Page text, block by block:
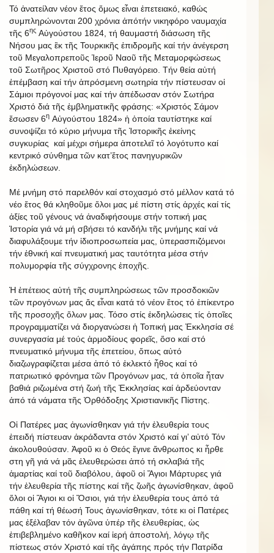
Τό ἀνατείλαν νέον ἔτος ὅμως εἶναι ἐπετειακό, καθώς
συμπληρώνονται 200 χρόνια ἀπότήν νικηφόρο ναυμαχία
τῆς 6ης Αὐγούστου 1824, τή θαυμαστή διάσωση τῆς
Νήσου μας ἒκ τῆς Τουρκικῆς ἐπιδρομῆς καί τήν ἀνέγερση
τοῦ Μεγαλοπρεποῦς Ἱεροῦ Ναοῦ τῆς Μεταμορφώσεως
τοῦ Σωτῆρος Χριστοῦ στό Πυθαγόρειο. Τήν θεία αὐτή
ἐπέμβαση καί τήν ἀπρόσμενη σωτηρία τήν πίστευσαν οἱ
Σάμιοι πρόγονοί μας καί τήν ἀπέδωσαν στόν Σωτήρα
Χριστό διά τῆς ἐμβληματικῆς φράσης: «Χριστός Σάμον
ἔσωσεν 6η Αὐγούστου 1824» ἡ ὁποία ταυτίστηκε καί
συνοψίζει τό κύριο μήνυμα τῆς Ἱστορικῆς ἐκείνης
συγκυρίας καί μέχρι σήμερα ἀποτελεῖ τό λογότυπο καί
κεντρικό σύνθημα τῶν κατ’ἔτος πανηγυρικῶν
ἐκδηλώσεων.
Μέ μνήμη στό παρελθόν καί στοχασμό στό μέλλον κατά τό
νέο ἔτος θά κληθοῦμε ὅλοι μας μέ πίστη στίς ἀρχές καί τίς
ἀξίες τοῦ γένους νά ἀναδιφήσουμε στήν τοπική μας
Ἱστορία γιά νά μή σβήσει τό κανδήλι τῆς μνήμης καί νά
διαφυλάξουμε τήν ἰδιοπροσωπεία μας, ὑπερασπιζόμενοι
τήν ἐθνική καί πνευματική μας ταυτότητα μέσα στήν
πολυμορφία τῆς σύγχρονης ἐποχῆς.
Ἡ ἐπέτειος αὐτή τῆς συμπληρώσεως τῶν προσδοκιῶν
τῶν προγόνων μας ἄς εἶναι κατά τό νέον ἔτος τό ἐπίκεντρο
τῆς προσοχῆς ὅλων μας. Τόσο στίς ἐκδηλώσεις τίς ὁποῖες
προγραμματίζει νά διοργανώσει ἡ Τοπική μας Ἐκκλησία σέ
συνεργασία μέ τούς ἁρμοδίους φορεῖς, ὅσο καί στό
πνευματικό μήνυμα τῆς ἐπετείου, ὅπως αὐτό
διαζωγραφίζεται μέσα ἀπό τό ἐκλεκτό ἦθος καί τό
πατριωτικό φρόνημα τῶν Προγόνων μας, τά ὁποῖα ἦταν
βαθιά ριζωμένα στή ζωή τῆς Ἐκκλησίας καί ἀρδεύονταν
ἀπό τά νάματα τῆς Ὀρθόδοξης Χριστιανικῆς Πίστης.
Οἱ Πατέρες μας ἀγωνίσθηκαν γιά τήν ἐλευθερία τους
ἐπειδή πίστευαν ἀκράδαντα στόν Χριστό καί γι’ αὐτό Τόν
ἀκολουθούσαν. Ἀφοῦ κι ὁ Θεός ἔγινε ἄνθρωπος κι ἦρθε
στη γῆ γιά νά μᾶς ἐλευθερώσει ἀπό τή σκλαβιά τῆς
ἁμαρτίας καί τοῦ διαβόλου, ἀφοῦ οἱ Ἅγιοι Μάρτυρες γιά
τήν ἐλευθερία τῆς πίστης καί τῆς ζωῆς ἀγωνίσθηκαν, ἀφοῦ
ὅλοι οἱ Ἅγιοι κι οἱ Ὅσιοι, γιά τήν ἐλευθερία τους ἀπό τά
πάθη καί τή θέωσή Τους ἀγωνίσθηκαν, τότε κι οἱ Πατέρες
μας ἐξέλαβαν τόν ἀγῶνα ὑπέρ τῆς ἐλευθερίας, ὡς
ἐπιβεβλημένο καθῆκον καί ἱερή ἀποστολή, λόγῳ τῆς
πίστεως στόν Χριστό καί τῆς ἀγάπης πρός τήν Πατρίδα